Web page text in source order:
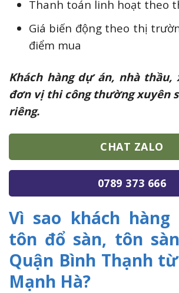
Thanh toán linh hoạt theo
Giá biến động theo thị
điểm mua
Khách hàng dự án, nhà
đơn vị thi công thường xuyên
riêng.
CHAT ZALO
0789 373 666
Vì sao khách
tôn đổ sàn, tôn
Quận Bình Thạnh
Mạnh Hà?